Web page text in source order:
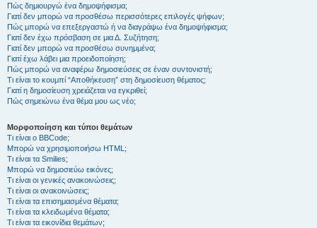
Πώς δημιουργώ ένα δημοψήφισμα;
Γιατί δεν μπορώ να προσθέσω περισσότερες επιλογές ψήφων;
Πώς μπορώ να επεξεργαστώ ή να διαγράψω ένα δημοψήφισμα;
Γιατί δεν έχω πρόσβαση σε μια Δ. Συζήτηση;
Γιατί δεν μπορώ να προσθέσω συνημμένα;
Γιατί έχω λάβει μια προειδοποίηση;
Πώς μπορώ να αναφέρω δημοσιεύσεις σε έναν συντονιστή;
Τι είναι το κουμπί “Αποθήκευση” στη δημοσίευση θέματος;
Γιατί η δημοσίευση χρειάζεται να εγκριθεί;
Πώς σημειώνω ένα θέμα μου ως νέο;
Μορφοποίηση και τύποι θεμάτων
Τι είναι ο BBCode;
Μπορώ να χρησιμοποιήσω HTML;
Τι είναι τα Smilies;
Μπορώ να δημοσιεύω εικόνες;
Τι είναι οι γενικές ανακοινώσεις;
Τι είναι οι ανακοινώσεις;
Τι είναι τα επισημασμένα θέματα;
Τι είναι τα κλειδωμένα θέματα;
Τι είναι τα εικονίδια θεμάτων;